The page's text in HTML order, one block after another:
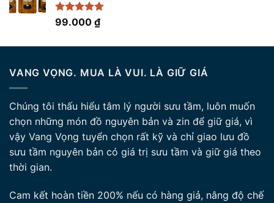
Được xếp
5.00
99.000 ₫
VANG VỌNG. MUA LÀ VUI. LÀ GIỮ GIÁ
Chúng tôi thấu hiểu tâm lý người sưu tầm, luôn muốn
chọn những món đồ nguyên bản và zin để giữ giá, vì
vậy Vang Vọng tuyển chọn rất kỹ và chỉ giao lưu đồ
sưu tầm nguyên bản có giá trị sưu tầm và giữ giá theo
thời gian.
Cam kết hoàn tiền 200% nếu có hàng giả, nâng độ chế